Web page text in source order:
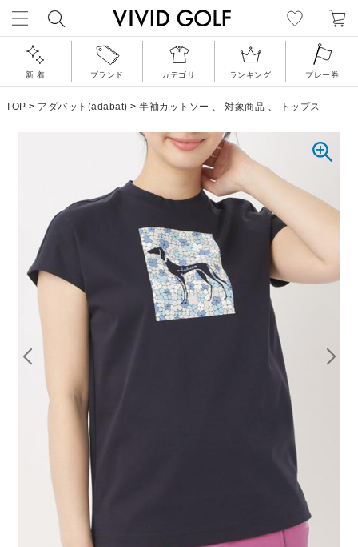
新 着 ブランド カテゴリ ランキング プレー券
TOP > アダバット(adabat) > 半袖カットソー 、 対象商品 、 トップス